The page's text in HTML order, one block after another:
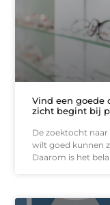
Vind een goede
zicht begint bij
De zoektocht
wilt goed kunnen
Daarom is het